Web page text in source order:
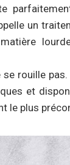
un
rouille
et
le plus